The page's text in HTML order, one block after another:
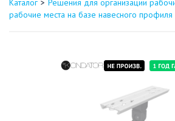
Каталог Решения для организации
рабочие места на базе навесного профиля